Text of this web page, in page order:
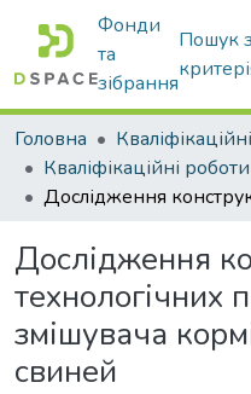
Фонди
та
зібрання
Пошук
Головна
Дослідження
технологічних
змішувача
свиней